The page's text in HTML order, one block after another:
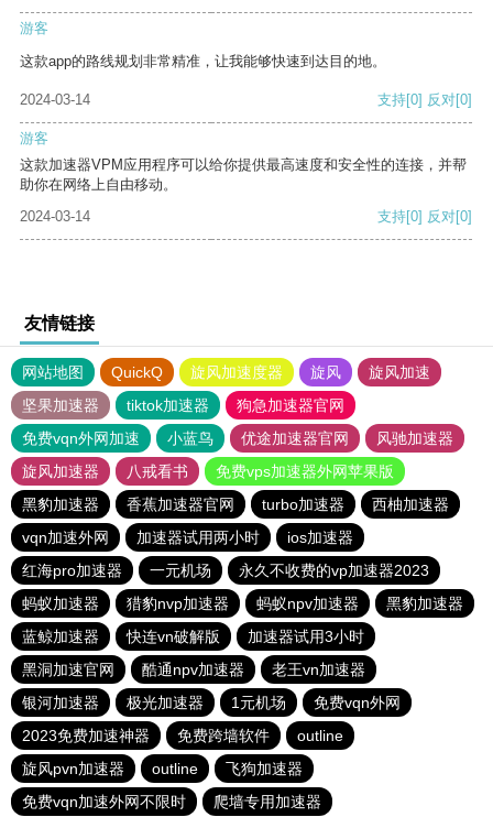
游客
这款app的路线规划非常精准，让我能够快速到达目的地。
2024-03-14 支持[0] 反对[0]
游客
这款加速器VPM应用程序可以给你提供最高速度和安全性的连接，并帮
助你在网络上自由移动。
2024-03-14
支持[0] 反对[0]
友情链接
网站地图 QuickQ 旋风加速度器 旋风
旋风加速
坚果加速器
tiktok加速器
狗急加速器官网
免费vqn外网加速
小蓝鸟 优途加速器官网
风驰加速器
旋风加速器
八戒看书
免费vps加速器外网苹果版
黑豹加速器
香蕉加速器官网 turbo加速器
西柚加速器
vqn加速外网
加速器试用两小时
ios加速器
红海pro加速器
一元机场
永久不收费的vp加速器2023
蚂蚁加速器
猎豹nvp加速器 蚂蚁npv加速器
黑豹加速器
蓝鲸加速器
快连vn破解版
加速器试用3小时
黑洞加速官网
酷通npv加速器
老王vn加速器
银河加速器
极光加速器 1元机场
免费vqn外网
2023免费加速神器
免费跨墙软件
outline
旋风pvn加速器
outline
飞狗加速器
免费vqn加速外网不限时
爬墙专用加速器